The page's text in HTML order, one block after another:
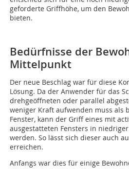
geforderte Griffhöhe, um den
bieten.
Bedürfnisse der
Mittelpunkt
Der neue Beschlag war für diese
Lösung. Da der Anwender für das
drehgeöffneten oder parallel
weniger Kraft aufwenden muss als
Fenster, kann der Griff eines mit
ausgestatteten Fensters in
werden. So lässt sich dieser auch
erreichen.
Anfangs war dies für einige